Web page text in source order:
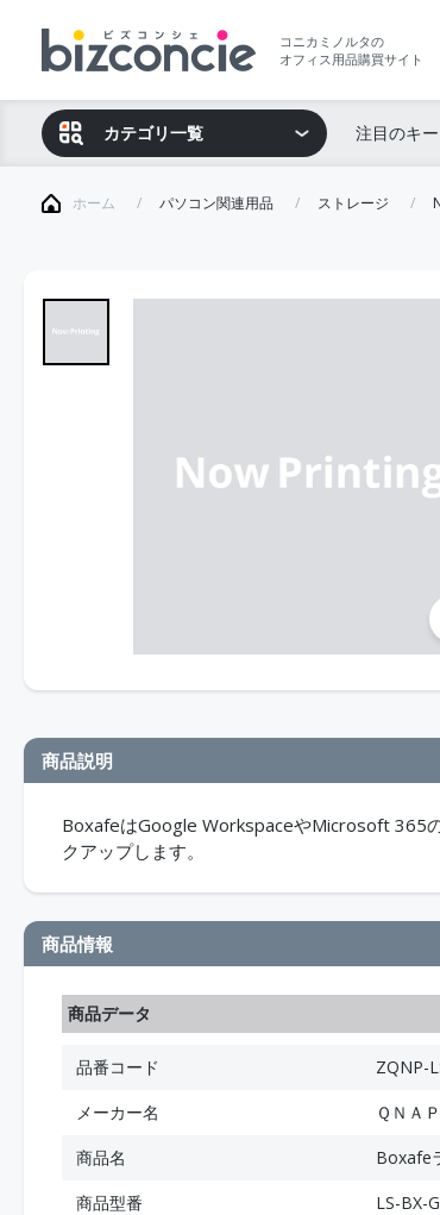
コニカミノルタの
オフィス用品購買サイト
カテゴリ一覧 注目のキ
ホーム パソコン関連用品 ストレージ
商品説明
BoxafeはGoogle WorkspaceやMicrosoft 365
クアップします。
商品情報
商品データ
品番コード
ZQNP-
メーカー名
ＱＮＡＰ
商品名
Boxafe
商品型番
LS-BX-